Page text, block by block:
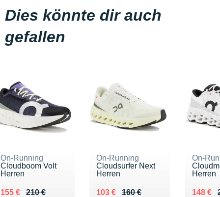
Dies könnte dir auch
gefallen
On-Running
Cloudboom Volt
Herren
210 €
Au lieu de 210 €
155 €
Vendu 155 €
On-Running
Cloudsurfer Next
Herren
160 €
Au lieu de 160 €
103 €
Vendu 103 €
On-
Herren
Au lieu
148 €
Vendu